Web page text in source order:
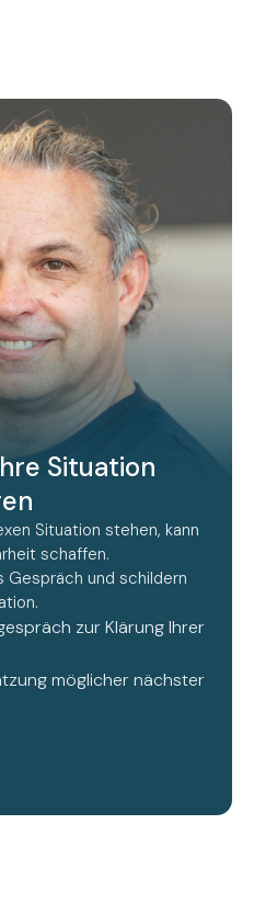
Situation
Situation stehen, kann
schaffen.
Gespräch und schildern
zur Klärung Ihrer
möglicher nächster